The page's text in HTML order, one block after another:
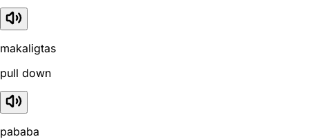
makaligtas
pull down
pababa